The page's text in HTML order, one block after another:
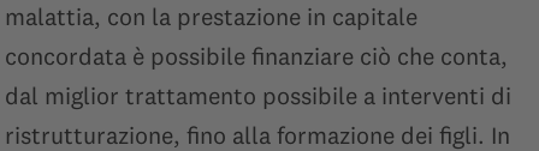
malattia, con la prestazione in capitale
concordata è possibile finanziare ciò che conta,
dal miglior trattamento possibile a interventi di
ristrutturazione, fino alla formazione dei figli. In